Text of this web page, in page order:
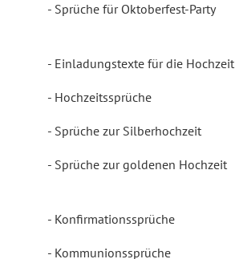
Sprüche für Oktoberfest-Party
Einladungstexte für die Hochzeit
Hochzeitssprüche
Sprüche zur Silberhochzeit
Sprüche zur goldenen Hochzeit
Konfirmationssprüche
Kommunionssprüche